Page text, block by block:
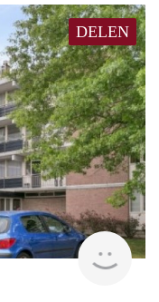
DELEN
rent